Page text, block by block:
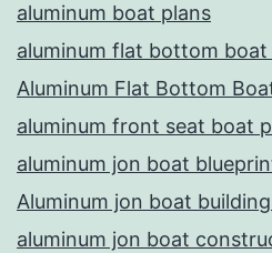
aluminum boat plans
aluminum flat bottom boat
Aluminum Flat Bottom
aluminum front seat boat
aluminum jon boat
Aluminum jon boat
aluminum jon boat